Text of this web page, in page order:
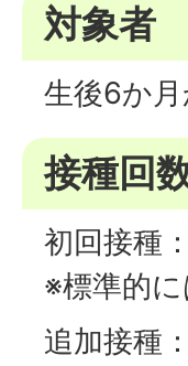
対象者
生後6か
接種回
初回接種
※標準的
追加接種